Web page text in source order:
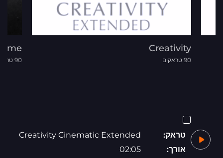
Creativity
90 טראקים 90 טראקים
טראק:
Creativity Cinematic Extended
אורך:
02:05